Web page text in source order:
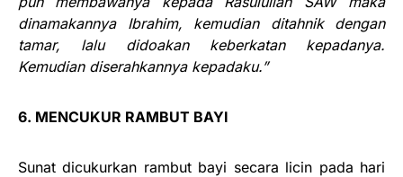
dinamakannya Ibrahim, kemudian ditahnik dengan
tamar, lalu didoakan keberkatan kepadanya.
Kemudian diserahkannya kepadaku.”
6. MENCUKUR RAMBUT BAYI
Sunat dicukurkan rambut bayi secara licin pada hari